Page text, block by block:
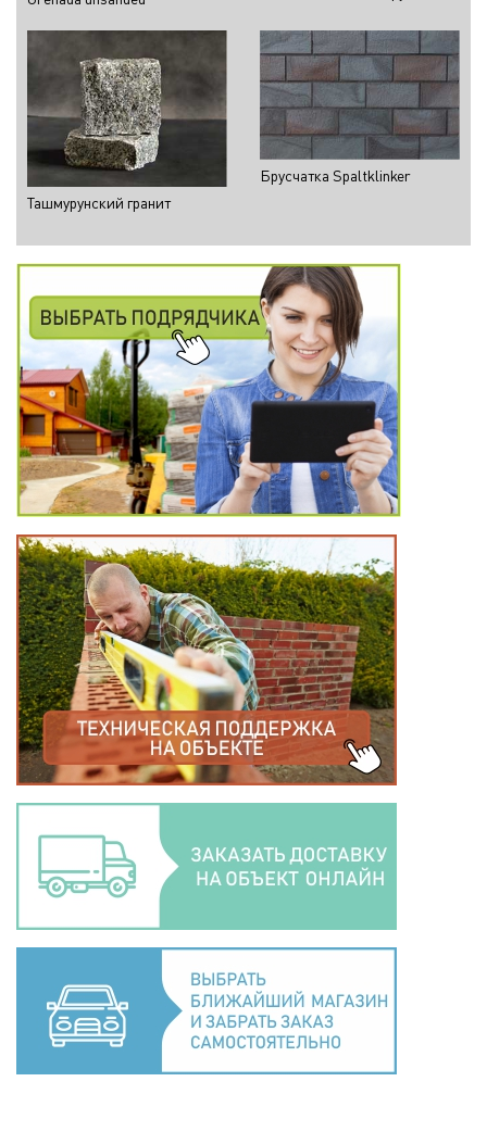
Ташмурунский гранит
Брусчатка Spaltklinker